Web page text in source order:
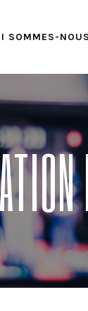
SOMMES-